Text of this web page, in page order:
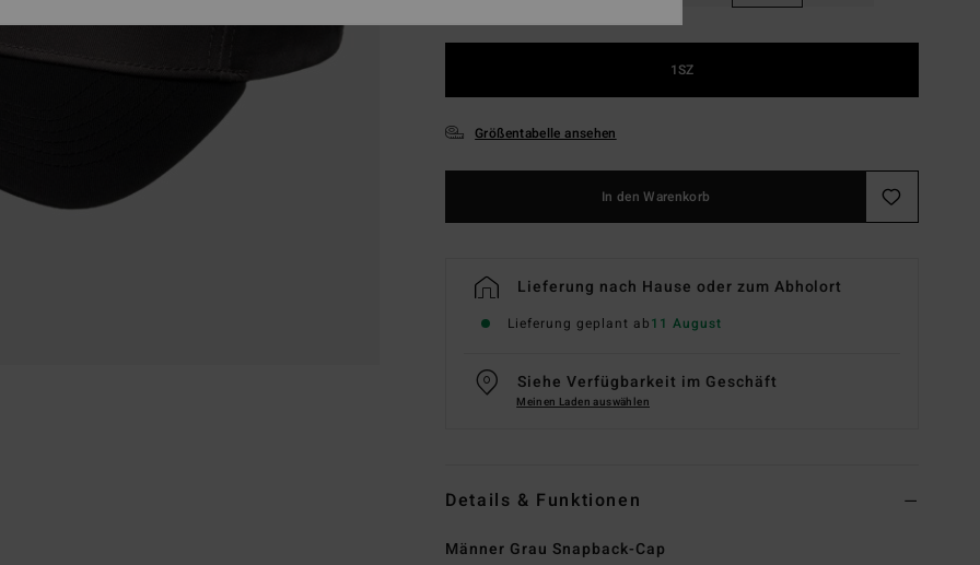
1SZ
Größentabelle ansehen
In den Warenkorb
Lieferung nach Hause oder zum Abholort
Lieferung geplant ab11 August
Siehe Verfügbarkeit im Geschäft
Meinen Laden auswählen
Details & Funktionen
Männer Grau Snapback-Cap